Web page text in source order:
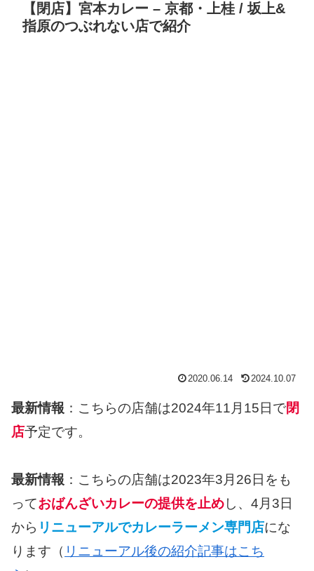
【閉店】宮本カレー – 京都・上桂 / 坂上&
指原のつぶれない店で紹介
2020.06.14 2024.10.07
最新情報 ：こちらの店舗は2024年11月15日で閉
店予定です。
最新情報 ：こちらの店舗は2023年3月26日をも
っておばんざいカレーの提供を止めし、4月3日
から リニューアルでカレーラーメン専門店にな
ります（ リニューアル後の紹介記事はこち